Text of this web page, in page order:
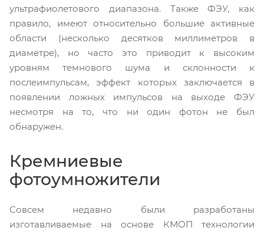
ультрафиолетового диапазона. Также ФЭУ, как
правило, имеют относительно большие активные
области (несколько десятков миллиметров в
диаметре), но часто это приводит к высоким
уровням темнового шума и склонности к
послеимпульсам, эффект которых заключается в
появлении ложных импульсов на выходе ФЭУ
несмотря на то, что ни один фотон не был
обнаружен.
Кремниевые
фотоумножители
Совсем недавно были разработаны
изготавливаемые на основе КМОП технологии